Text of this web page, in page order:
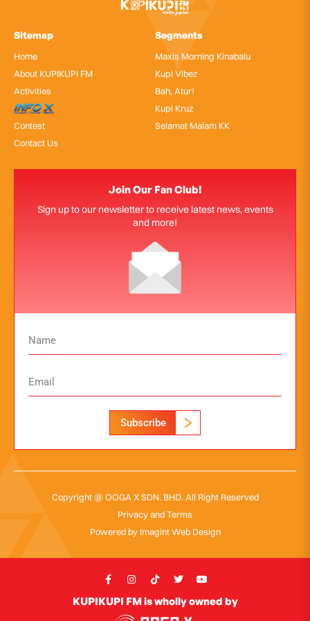
Sitemap
Home
About KUPIKUPI FM
Activities
InfoX
Contest
Contact Us
Segments
Maxis Morning Kinabalu
Kupi Vibez
Bah, Atur!
Kupi Kruz
Selamat Malam KK
Join Our Fan Club!
Sign up to our newsletter to receive latest news, events
and more!
Subscribe
Copyright @ OOGA X SDN. BHD. All Right Reserved
Privacy and Terms
Powered by Imagint Web Design
KUPIKUPI FM is wholly owned by